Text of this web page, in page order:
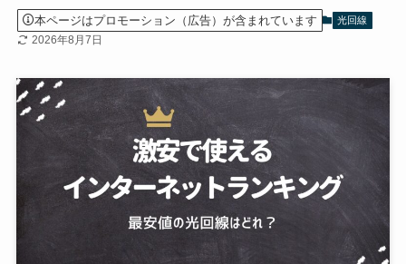
本ページはプロモーション（広告）が含まれています 光回線
2026年8月7日